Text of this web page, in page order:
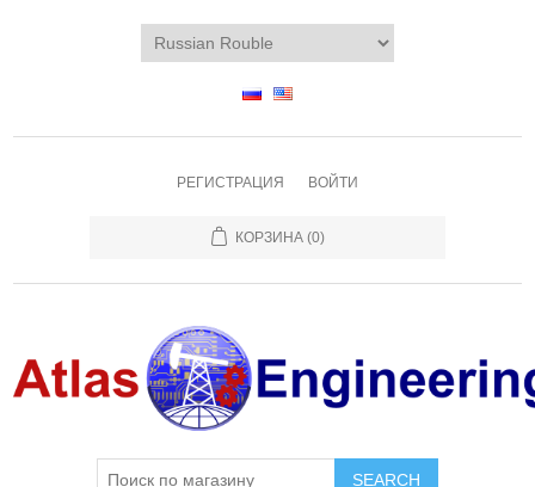
РЕГИСТРАЦИЯ ВОЙТИ
КОРЗИНА (0)